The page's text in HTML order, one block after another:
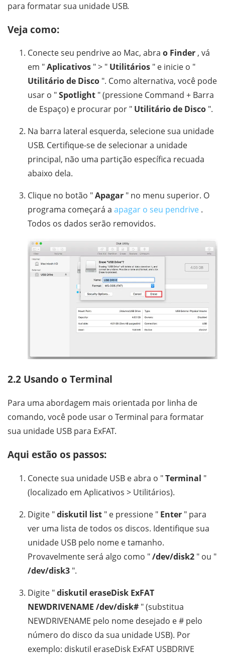
para formatar sua unidade USB.
Veja como:
Conecte seu pendrive ao Mac, abra o Finder, vá
em "Aplicativos " > " Utilitários " e inicie o "
Utilitário de Disco ". Como alternativa, você pode
usar o "Spotlight " (pressione Command + Barra
de Espaço) e procurar por " Utilitário de Disco ".
Na barra lateral esquerda, selecione sua unidade
USB. Certifique-se de selecionar a unidade
principal, não uma partição específica recuada
abaixo dela.
Clique no botão "Apagar " no menu superior. O
programa começará a apagar o seu pendrive .
Todos os dados serão removidos.
2.2 Usando o Terminal
Para uma abordagem mais orientada por linha de
comando, você pode usar o Terminal para formatar
sua unidade USB para ExFAT.
Aqui estão os passos:
Conecte sua unidade USB e abra o "Terminal "
(localizado em Aplicativos > Utilitários).
Digite "diskutil list " e pressione " Enter " para
ver uma lista de todos os discos. Identifique sua
unidade USB pelo nome e tamanho.
Provavelmente será algo como "/dev/disk2 " ou "
/dev/disk3 ".
Digite "diskutil eraseDisk ExFAT
NEWDRIVENAME /dev/disk# " (substitua
NEWDRIVENAME pelo nome desejado e # pelo
número do disco da sua unidade USB). Por
exemplo: diskutil eraseDisk ExFAT USBDRIVE